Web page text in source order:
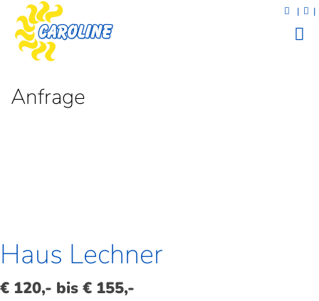
| |
Anfrage
Haus Lechner
€ 120,- bis € 155,-